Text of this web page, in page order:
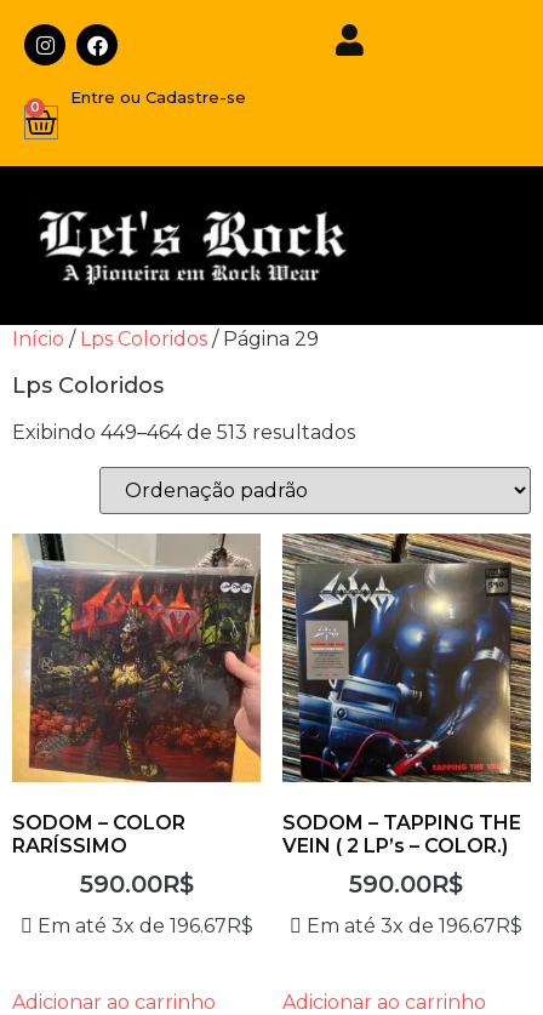
Entre ou Cadastre-se
0
Início / Lps Coloridos / Página 29
Lps Coloridos
Exibindo 449–464 de 513 resultados
SODOM – COLOR
RARÍSSIMO
590.00R$
Em até 3x de 196.67R$
Adicionar ao carrinho
SODOM – TAPPING THE
VEIN ( 2 LP’s – COLOR.)
590.00R$
Em até 3x de196.67R$
Adicionar ao carrinho